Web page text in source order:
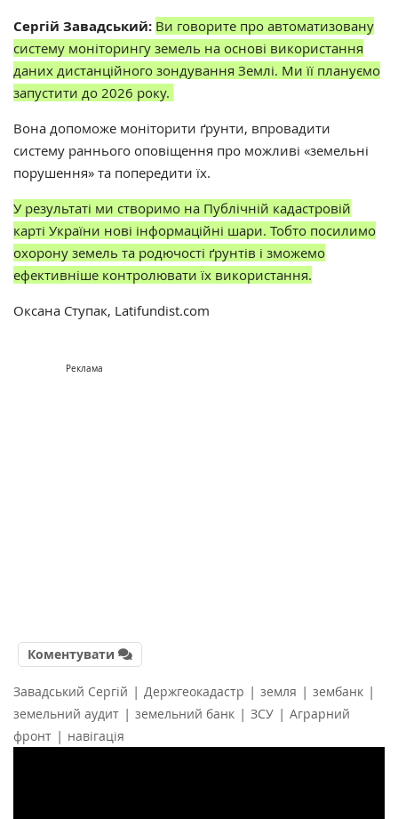
Сергій Завадський: Ви говорите про автоматизовану
систему моніторингу земель на основі використання
даних дистанційного зондування Землі. Ми її плануємо
запустити до 2026 року.
Вона допоможе моніторити ґрунти, впровадити
систему раннього оповіщення про можливі «земельні
порушення» та попередити їх.
У результаті ми створимо на Публічній кадастровій
карті України нові інформаційні шари. Тобто посилимо
охорону земель та родючості ґрунтів і зможемо
ефективніше контролювати їх використання.
Оксана Ступак, Latifundist.com
Реклама
Коментувати
Завадський Сергій | Держгеокадастр | земля | зембанк |
земельний аудит | земельний банк | ЗСУ | Аграрний
фронт | навігація